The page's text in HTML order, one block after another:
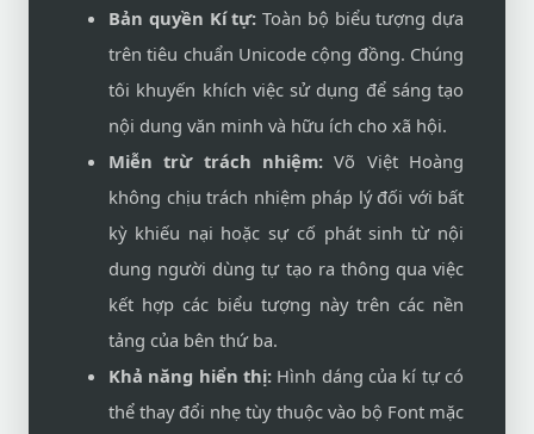
Bản quyền Kí tự: Toàn bộ biểu tượng dựa
trên tiêu chuẩn Unicode cộng đồng. Chúng
tôi khuyến khích việc sử dụng để sáng tạo
nội dung văn minh và hữu ích cho xã hội.
Miễn trừ trách nhiệm: Võ Việt Hoàng
không chịu trách nhiệm pháp lý đối với bất
kỳ khiếu nại hoặc sự cố phát sinh từ nội
dung người dùng tự tạo ra thông qua việc
kết hợp các biểu tượng này trên các nền
tảng của bên thứ ba.
Khả năng hiển thị: Hình dáng của kí tự có
thể thay đổi nhẹ tùy thuộc vào bộ Font mặc